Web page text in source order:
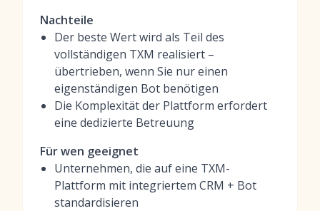
Nachteile
Der beste Wert wird als Teil des
vollständigen TXM realisiert –
übertrieben, wenn Sie nur einen
eigenständigen Bot benötigen
Die Komplexität der Plattform erfordert
eine dedizierte Betreuung
Für wen geeignet
Unternehmen, die auf eine TXM-
Plattform mit integriertem CRM + Bot
standardisieren